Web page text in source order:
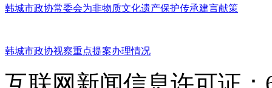
韩城市政协常委会为非物质文化遗产保护传承建言献策
韩城市政协视察重点提案办理情况